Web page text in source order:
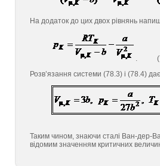
На додаток до цих двох рівнянь
.
Розв’язання системи (78.3) і (78.4)
Таким чином, знаючи сталі Ван-дер-
відомим значенням критичних